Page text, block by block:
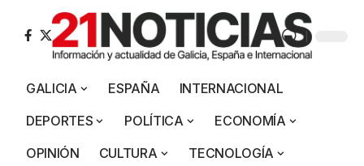
GALICIA ESPAÑA
INTERNACIONAL
DEPORTES
POLÍTICA
ECONOMÍA
OPINIÓN
CULTURA
TECNOLOGÍA